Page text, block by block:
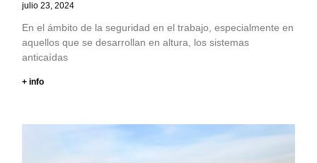
julio 23, 2024
En el ámbito de la seguridad en el trabajo, especialmente en
aquellos que se desarrollan en altura, los sistemas
anticaídas
+ info